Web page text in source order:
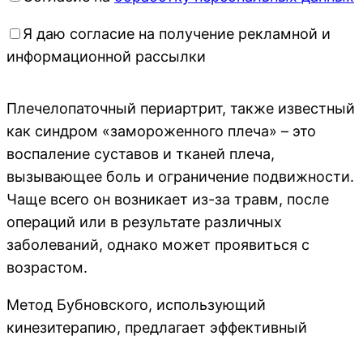
Я даю согласие на получение рекламной и
информационной рассылки
Плечелопаточный периартрит, также известный
как синдром «замороженного плеча» – это
воспаление суставов и тканей плеча,
вызывающее боль и ограничение подвижности.
Чаще всего он возникает из-за травм, после
операций или в результате различных
заболеваний, однако может проявиться с
возрастом.
Метод Бубновского, использующий
кинезитерапию, предлагает эффективный